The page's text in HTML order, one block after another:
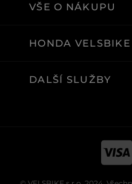
VŠE O NÁKUPU
HONDA VELSBIKE
DALŠÍ SLUŽBY